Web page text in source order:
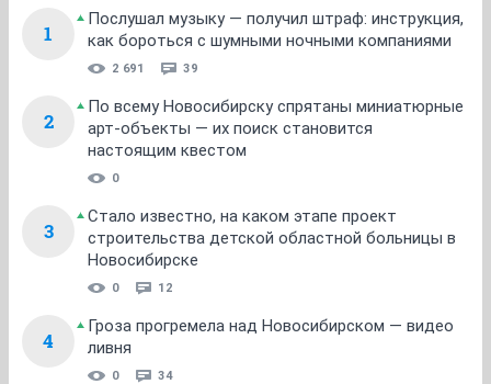
1
Послушал музыку — получил штраф: инструкция,
как бороться с шумными ночными компаниями
2 691 39
2
По всему Новосибирску спрятаны миниатюрные
арт-объекты — их поиск становится
настоящим квестом
0
3
Стало известно, на каком этапе проект
строительства детской областной больницы в
Новосибирске
0 12
4
Гроза прогремела над Новосибирском — видео
ливня
0 34